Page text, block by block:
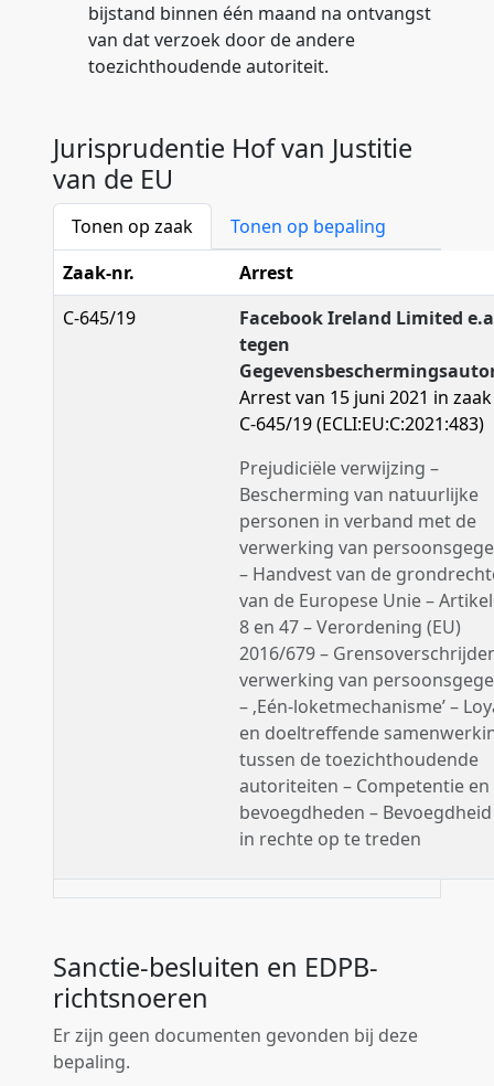
bijstand binnen één maand na ontvangst
van dat verzoek door de andere
toezichthoudende autoriteit.
Jurisprudentie Hof van Justitie
van de EU
Tonen op zaak
Tonen op bepaling
Zaak-nr.
Arrest
C-645/19
Facebook Ireland Limited
tegen
Arrest van 15 juni 2021 in
C-645/19 (ECLI:EU:C:2021:483)
Prejudiciële verwijzing –
Bescherming van natuurlijke
personen in verband met de
verwerking van
– Handvest van de
van de Europese Unie –
8 en 47 – Verordening (EU)
2016/679 –
verwerking van
– ‚Eén-loketmechanisme’ –
en doeltreffende
tussen de toezichthoudende
autoriteiten – Competentie en
bevoegdheden –
in rechte op te treden
Sanctie-besluiten en EDPB-
richtsnoeren
Er zijn geen documenten gevonden bij deze
bepaling.